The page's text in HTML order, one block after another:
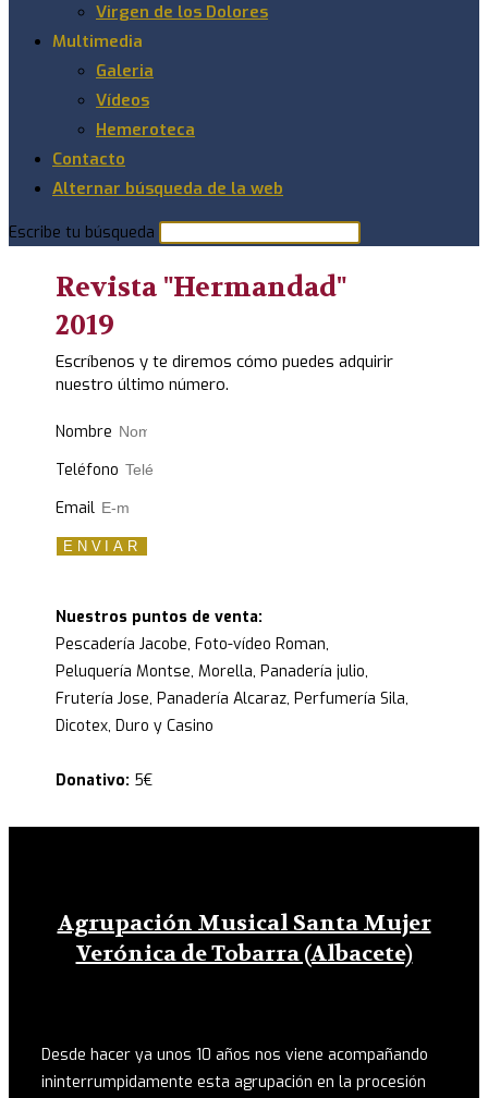
Virgen de los Dolores
Multimedia
Galeria
Vídeos
Hemeroteca
Contacto
Alternar búsqueda de la web
Escribe tu búsqueda
Revista "Hermandad"
2019
Escríbenos y te diremos cómo puedes adquirir
nuestro último número.
Nombre
Teléfono
Email
ENVIAR
Nuestros puntos de venta:
Pescadería Jacobe, Foto-vídeo Roman,
Peluquería Montse, Morella, Panadería julio,
Frutería Jose, Panadería Alcaraz, Perfumería Sila,
Dicotex, Duro y Casino
Donativo: 5€
Agrupación Musical Santa Mujer
Verónica de Tobarra (Albacete)
Desde hacer ya unos 10 años nos viene acompañando
ininterrumpidamente esta agrupación en la procesión